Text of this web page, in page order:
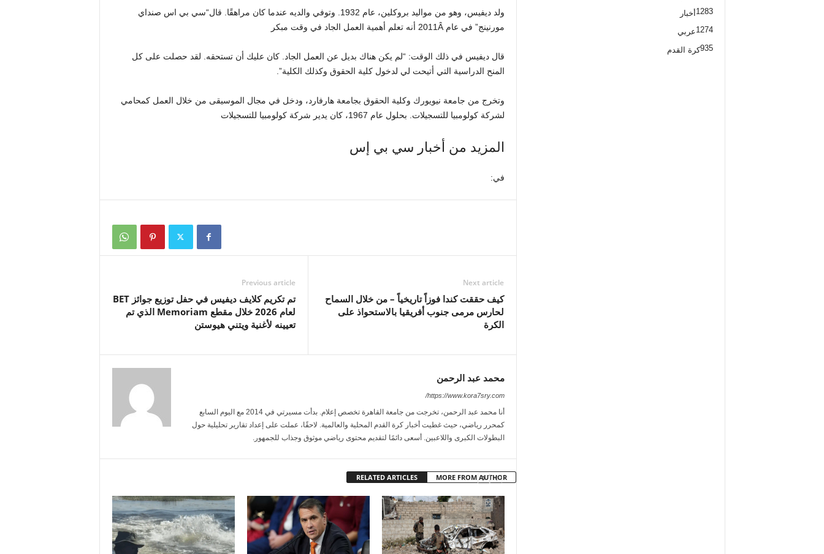
ولد ديفيس، وهو من مواليد بروكلين، عام 1932. وتوفي والديه عندما كان مراهقًا. قال
“سي بي اس صنداي
مورنينج” في عام 2011Â أنه تعلم أهمية العمل الجاد في وقت مبكر
قال ديفيس في ذلك الوقت: “لم يكن هناك بديل عن العمل الجاد. كان عليك أن تستحقه. لقد حصلت على كل
المنح الدراسية التي أتيحت لي لدخول كلية الحقوق وكذلك الكلية”.
وتخرج من جامعة نيويورك وكلية الحقوق بجامعة هارفارد، ودخل في مجال الموسيقى من خلال العمل كمحامي
لشركة كولومبيا للتسجيلات. بحلول عام 1967، كان يدير شركة كولومبيا للتسجيلات
المزيد من أخبار سي بي إس
في:
Previous article
تم تكريم كلايف ديفيس في حفل توزيع جوائز BET
لعام 2026 خلال مقطع Memoriam الذي تم
تعيينه لأغنية ويتني هيوستن
Next article
كيف حققت كندا فوزاً تاريخياً – من خلال السماح
لحارس مرمى جنوب أفريقيا بالاستحواذ على
الكرة
محمد عبد الرحمن
https://www.kora7sry.com/
أنا محمد عبد الرحمن، تخرجت من جامعة القاهرة تخصص إعلام. بدأت مسيرتي في 2014 مع اليوم السابع
كمحرر رياضي، حيث غطيت أخبار كرة القدم المحلية والعالمية. لاحقًا، عملت على إعداد تقارير تحليلية حول
البطولات الكبرى واللاعبين. أسعى دائمًا لتقديم محتوى رياضي موثوق وجذاب للجمهور.
RELATED ARTICLES MORE FROM AUTHOR
أخبار 1283
عربي1274
كرة القدم935